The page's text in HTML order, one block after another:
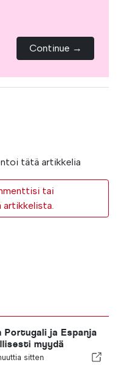
Continue →
tätä artikkelia
tai
Portugali ja Espanja
myydä
nimellä
sitten